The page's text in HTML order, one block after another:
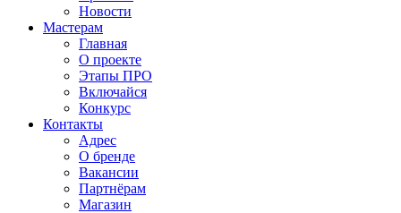
Новости
Мастерам
Главная
О проекте
Этапы ПРО
Включайся
Конкурс
Контакты
Адрес
О бренде
Вакансии
Партнёрам
Магазин